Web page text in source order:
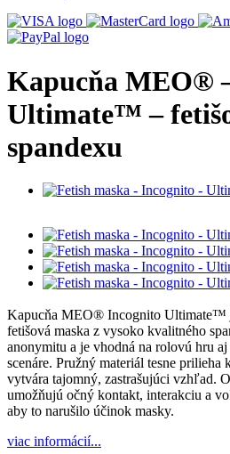
Kapucňa MEO®
Ultimate™ –
spandexu
Kapucňa MEO® Incognito Ultimate™
fetišová maska z vysoko kvalitného
anonymitu a je vhodná na rolovú hru
scenáre. Pružný materiál tesne prilieha
vytvára tajomný, zastrašujúci vzhľad.
umožňujú očný kontakt, interakciu a
aby to narušilo účinok masky.
viac informácií...